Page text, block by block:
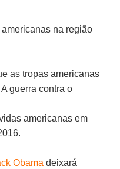
na região
as tropas americanas
guerra contra o
americanas em
Obama deixará